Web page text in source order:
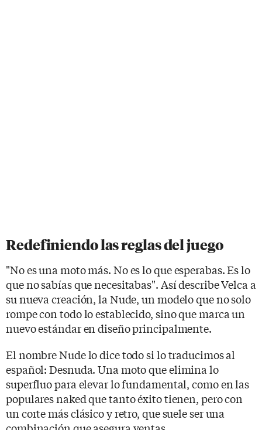
Redefiniendo las reglas del juego
"No es una moto más. No es lo que esperabas. Es lo
que no sabías que necesitabas". Así describe Velca a
su nueva creación, la Nude, un modelo que no solo
rompe con todo lo establecido, sino que marca un
nuevo estándar en diseño principalmente.
El nombre Nude lo dice todo si lo traducimos al
español: Desnuda. Una moto que elimina lo
superfluo para elevar lo fundamental, como en las
populares naked que tanto éxito tienen, pero con
un corte más clásico y retro, que suele ser una